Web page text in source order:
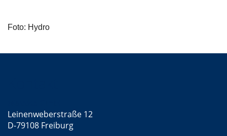
Foto: Hydro
Leinenweberstraße 12
D-79108 Freiburg